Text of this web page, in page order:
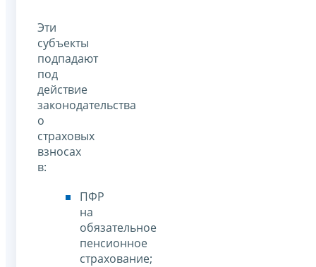
Эти
субъекты
подпадают
под
действие
законодательства
о
страховых
взносах
в:
ПФР
на
обязательное
пенсионное
страхование;